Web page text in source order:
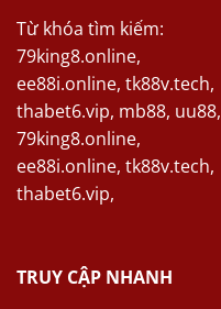
Từ khóa tìm kiếm:
79king8.online,
ee88i.online, tk88v.tech,
thabet6.vip, mb88, uu88,
79king8.online,
ee88i.online, tk88v.tech,
thabet6.vip,
TRUY CẬP NHANH